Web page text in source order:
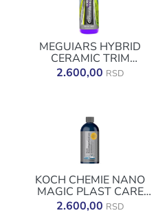
MEGUIARS HYBRID
CERAMIC TRIM
RESTORER 473ML
2.600,00 RSD
KOCH CHEMIE NANO
MAGIC PLAST CARE
500ML
2.600,00 RSD